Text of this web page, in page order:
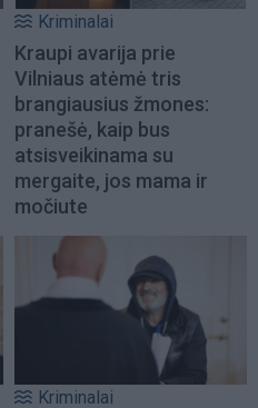
Kriminalai
Kraupi avarija prie
Vilniaus atėmė tris
brangiausius žmones:
pranešė, kaip bus
atsisveikinama su
mergaite, jos mama ir
močiute
Kriminalai